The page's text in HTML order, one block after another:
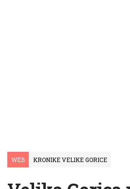
WEB KRONIKE VELIKE GORICE